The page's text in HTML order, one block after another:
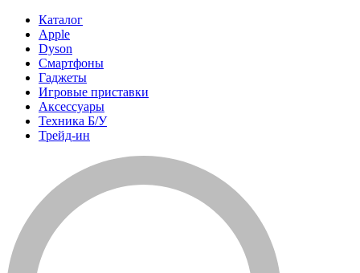
Каталог
Apple
Dyson
Смартфоны
Гаджеты
Игровые приставки
Аксессуары
Техника Б/У
Трейд-ин